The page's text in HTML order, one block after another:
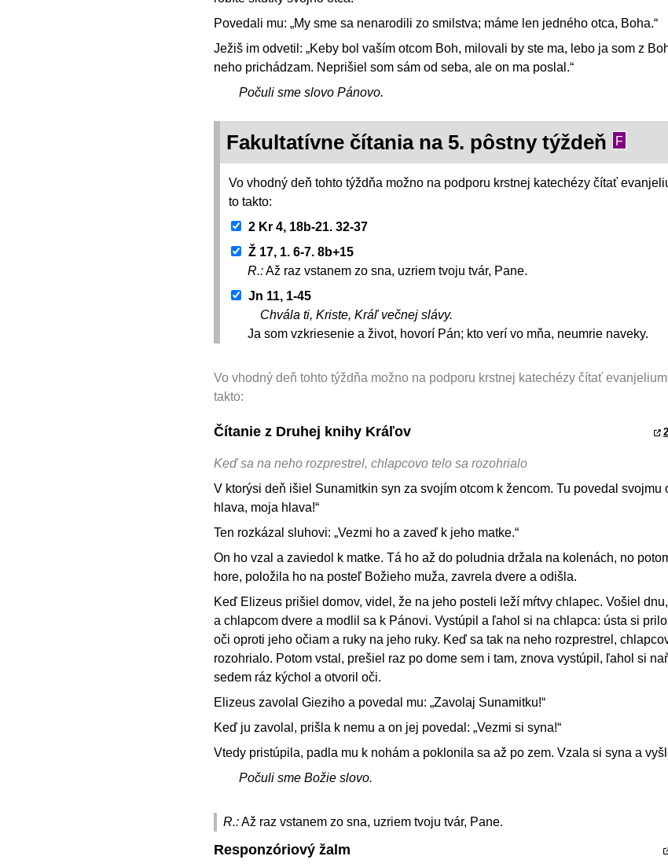
Povedali mu: „My sme sa nenarodili zo smilstva; máme len jedného otca, Boha.“
Ježiš im odvetil: „Keby bol vaším otcom Boh, milovali by ste ma, lebo ja som z
neho prichádzam. Neprišiel som sám od seba, ale on ma poslal.“
Počuli sme slovo Pánovo.
Fakultatívne čítania na 5. pôstny týždeň F
Vo vhodný deň tohto týždňa možno na podporu krstnej katechézy čítať
to takto:
2 Kr 4, 18b-21. 32-37
Ž 17, 1. 6-7. 8b+15
R.:Až raz vstanem zo sna, uzriem tvoju tvár, Pane.
Jn 11, 1-45
Chvála ti, Kriste, Kráľ večnej slávy.
Ja som vzkriesenie a život, hovorí Pán; kto verí vo mňa, neumrie naveky.
Vo vhodný deň tohto týždňa možno na podporu krstnej katechézy čítať
takto:
Čítanie z Druhej knihy Kráľov
Keď sa na neho rozprestrel, chlapcovo telo sa rozohrialo
V ktorýsi deň išiel Sunamitkin syn za svojím otcom k žencom. Tu povedal svojmu
hlava, moja hlava!“
Ten rozkázal sluhovi: „Vezmi ho a zaveď k jeho matke.“
On ho vzal a zaviedol k matke. Tá ho až do poludnia držala na kolenách, no
hore, položila ho na posteľ Božieho muža, zavrela dvere a odišla.
Keď Elizeus prišiel domov, videl, že na jeho posteli leží mŕtvy chlapec. Vošiel
a chlapcom dvere a modlil sa k Pánovi. Vystúpil a ľahol si na chlapca: ústa si
oči oproti jeho očiam a ruky na jeho ruky. Keď sa tak na neho rozprestrel,
rozohrialo. Potom vstal, prešiel raz po dome sem i tam, znova vystúpil, ľahol si
sedem ráz kýchol a otvoril oči.
Elizeus zavolal Gieziho a povedal mu: „Zavolaj Sunamitku!“
Keď ju zavolal, prišla k nemu a on jej povedal: „Vezmi si syna!“
Vtedy pristúpila, padla mu k nohám a poklonila sa až po zem. Vzala si syna a
Počuli sme Božie slovo.
R.:Až raz vstanem zo sna, uzriem tvoju tvár, Pane.
Responzóriový žalm